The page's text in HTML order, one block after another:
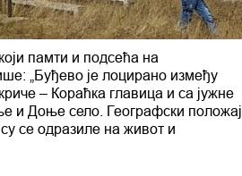
памти и подсећа на
„Буђево је лоцирано између
– Кораћка главица и са јужне
и Доње село. Географски положај
се одразиле на живот и